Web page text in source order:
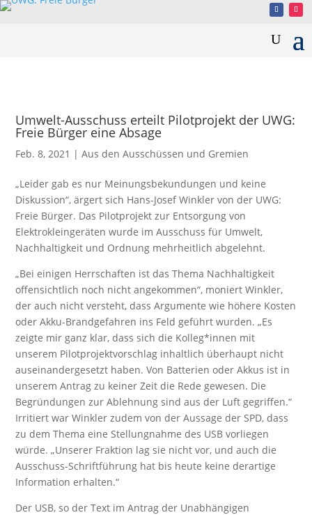
Umwelt-Ausschuss erteilt Pilotprojekt der UWG:
Freie Bürger eine Absage
Feb. 8, 2021 |Aus den Ausschüssen und Gremien
„Leider gab es nur Meinungsbekundungen und keine
Diskussion“, ärgert sich Hans-Josef Winkler von der UWG:
Freie Bürger. Das Pilotprojekt zur Entsorgung von
Elektrokleingeräten wurde im Ausschuss für Umwelt,
Nachhaltigkeit und Ordnung mehrheitlich abgelehnt.
„Bei einigen Herrschaften ist das Thema Nachhaltigkeit
offensichtlich noch nicht angekommen“, moniert Winkler,
der auch nicht versteht, dass Argumente wie höhere Kosten
oder Akku-Brandgefahren ins Feld geführt wurden. „Es
zeigte mir ganz klar, dass sich die Kolleg*innen mit
unserem Pilotprojektvorschlag inhaltlich überhaupt nicht
auseinandergesetzt haben. Von Batterien oder Akkus ist in
unserem Antrag zu keiner Zeit die Rede gewesen. Die
Begründungen zur Ablehnung sind aus der Luft gegriffen.“
Irritiert war Winkler zudem von der Aussage der SPD, dass
zu dem Thema eine Stellungnahme des USB vorliegen
würde. „Unserer Fraktion lag sie nicht vor, und auch die
Ausschuss-Schriftführung hat bis heute keine derartige
Information erhalten.“
Der USB, so der Text im Antrag der Unabhängigen